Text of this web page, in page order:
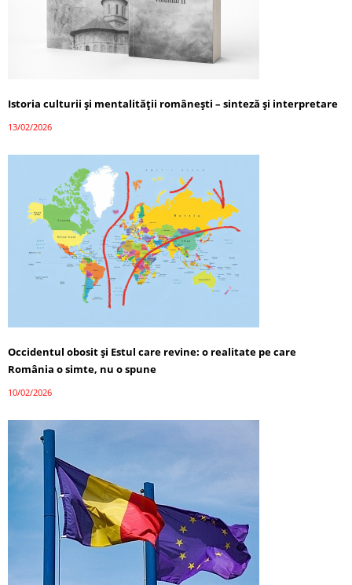
Istoria culturii și mentalității românești – sinteză și interpretare
13/02/2026
Occidentul obosit și Estul care revine: o realitate pe care
România o simte, nu o spune
10/02/2026